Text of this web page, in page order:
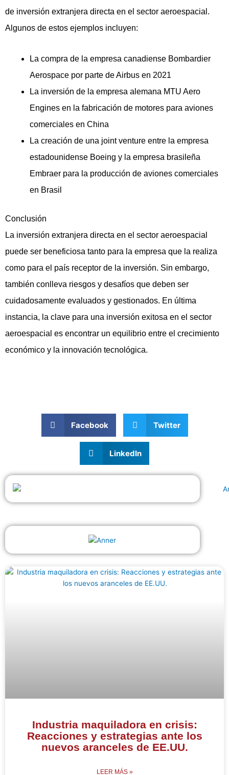
de inversión extranjera directa en el sector aeroespacial.
Algunos de estos ejemplos incluyen:
La compra de la empresa canadiense Bombardier
Aerospace por parte de Airbus en 2021
La inversión de la empresa alemana MTU Aero
Engines en la fabricación de motores para aviones
comerciales en China
La creación de una joint venture entre la empresa
estadounidense Boeing y la empresa brasileña
Embraer para la producción de aviones comerciales
en Brasil
Conclusión
La inversión extranjera directa en el sector aeroespacial
puede ser beneficiosa tanto para la empresa que la realiza
como para el país receptor de la inversión. Sin embargo,
también conlleva riesgos y desafíos que deben ser
cuidadosamente evaluados y gestionados. En última
instancia, la clave para una inversión exitosa en el sector
aeroespacial es encontrar un equilibrio entre el crecimiento
económico y la innovación tecnológica.
Facebook Twitter
LinkedIn
Industria maquiladora en crisis:
Reacciones y estrategias ante los
nuevos aranceles de EE.UU.
LEER MÁS »